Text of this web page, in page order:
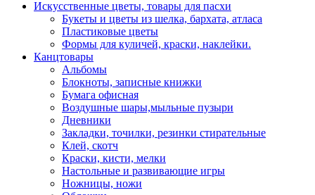
Искусственные цветы, товары для пасхи
Букеты и цветы из шелка, бархата, атласа
Пластиковые цветы
Формы для куличей, краски, наклейки.
Канцтовары
Альбомы
Блокноты, записные книжки
Бумага офисная
Воздушные шары,мыльные пузыри
Дневники
Закладки, точилки, резинки стирательные
Клей, скотч
Краски, кисти, мелки
Настольные и развивающие игры
Ножницы, ножи